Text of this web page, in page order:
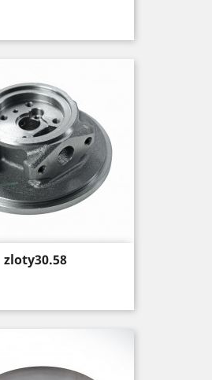
Price
zloty30.58